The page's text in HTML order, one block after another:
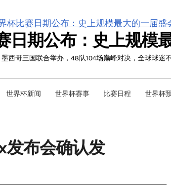
日期公布：史上规模
西哥三国联合举办，48队104场巅峰对决，全球球迷
世界杯新闻 世界杯赛事 比赛日程 世界杯
发布会确认发